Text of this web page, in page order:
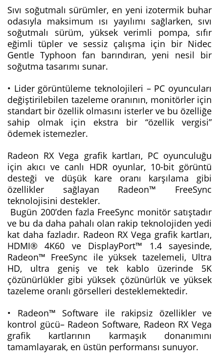
Sıvı soğutmalı sürümler, en yeni izotermik buhar
odasıyla maksimum ısı yayılımı sağlarken, sıvı
soğutmalı sürüm, yüksek verimli pompa, sıfır
eğimli tüpler ve sessiz çalışma için bir Nidec
Gentle Typhoon fan barındıran, yeni nesil bir
soğutma tasarımı sunar.
• Lider görüntüleme teknolojileri – PC oyuncuları
değiştirilebilen tazeleme oranının, monitörler için
standart bir özellik olmasını isterler ve bu özelliğe
sahip olmak için ekstra bir “özellik vergisi”
ödemek istemezler.
Radeon RX Vega grafik kartları, PC oyunculuğu
için akıcı ve canlı HDR oyunlar, 10-bit görüntü
desteği ve düşük kare oranı karşılama gibi
özellikler sağlayan Radeon™ FreeSync
teknolojisini destekler.
Bugün 200’den fazla FreeSync monitör satıştadır
ve bu da daha pahalı olan rakip teknolojiden yedi
kat daha fazladır. Radeon RX Vega grafik kartları,
HDMI® 4K60 ve DisplayPort™ 1.4 sayesinde,
Radeon™ FreeSync ile yüksek tazelemeli, Ultra
HD, ultra geniş ve tek kablo üzerinde 5K
çözünürlükler gibi yüksek çözünürlük ve yüksek
tazeleme oranlı görselleri desteklemektedir.
• Radeon™ Software ile rakipsiz özellikler ve
kontrol gücü– Radeon Software, Radeon RX Vega
grafik kartlarının karmaşık donanımını
tamamlayarak, en üstün performansı sunuyor.